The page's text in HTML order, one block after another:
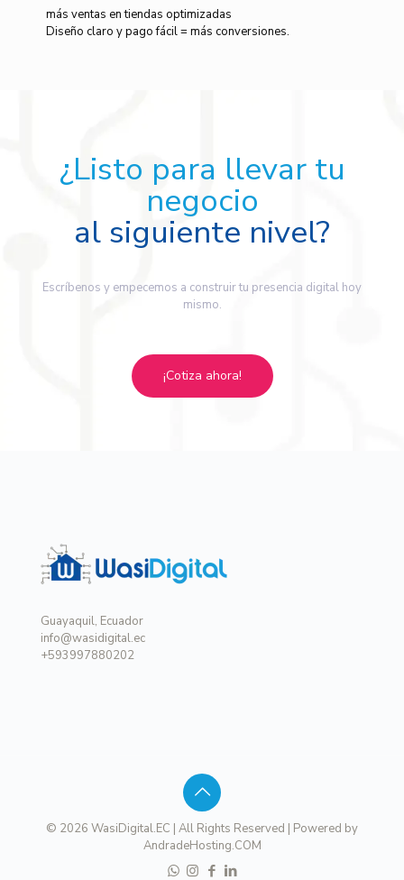
más ventas en tiendas optimizadas
Diseño claro y pago fácil = más conversiones.
¿Listo para llevar tu
negocio
al siguiente nivel?
Escríbenos y empecemos a construir tu presencia digital hoy
mismo.
¡Cotiza ahora!
Guayaquil, Ecuador
info@wasidigital.ec
+593997880202
© 2026 WasiDigital.EC | All Rights Reserved | Powered by
AndradeHosting.COM